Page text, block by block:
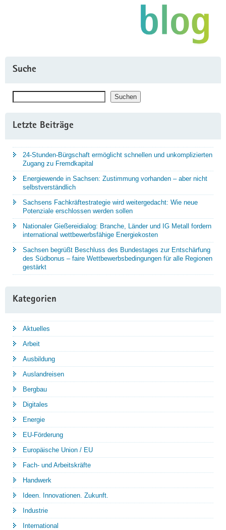
Suche
Suchen
Letzte Beiträge
24-Stunden-Bürgschaft ermöglicht schnellen und unkomplizierten
Zugang zu Fremdkapital
Energiewende in Sachsen: Zustimmung vorhanden – aber nicht
selbstverständlich
Sachsens Fachkräftestrategie wird weitergedacht: Wie neue
Potenziale erschlossen werden sollen
Nationaler Gießereidialog: Branche, Länder und IG Metall fordern
international wettbewerbsfähige Energiekosten
Sachsen begrüßt Beschluss des Bundestages zur Entschärfung
des Südbonus – faire Wettbewerbsbedingungen für alle Regionen
gestärkt
Kategorien
Aktuelles
Arbeit
Ausbildung
Auslandreisen
Bergbau
Digitales
Energie
EU-Förderung
Europäische Union / EU
Fach- und Arbeitskräfte
Handwerk
Ideen. Innovationen. Zukunft.
Industrie
International